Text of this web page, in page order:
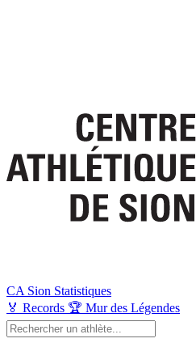
CA Sion Statistiques
🏅 Records 🏆 Mur des Légendes